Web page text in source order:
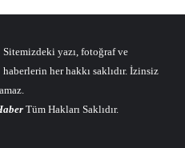
Sitemizdeki yazı, fotoğraf ve
haberlerin her hakkı saklıdır. İzinsiz
Tüm Hakları Saklıdır.